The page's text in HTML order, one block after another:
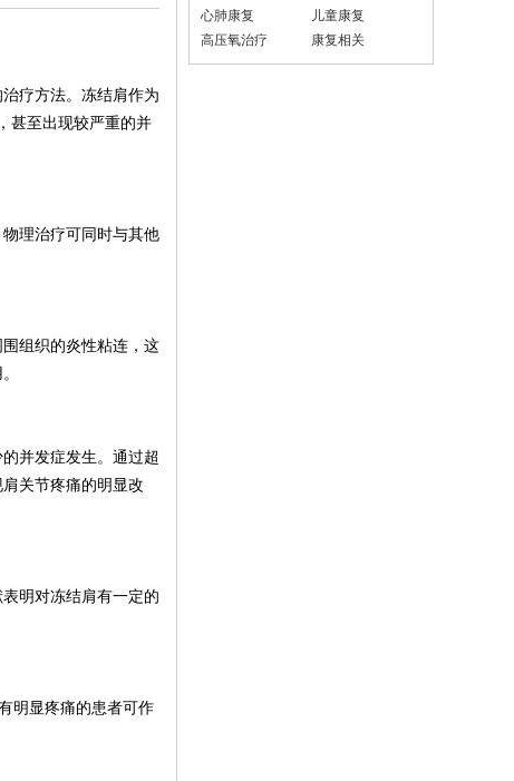
疗方法。冻结肩作为
甚至出现较严重的并
理治疗可同时与其他
组织的炎性粘连，这
并发症发生。通过超
关节疼痛的明显改
明对冻结肩有一定的
明显疼痛的患者可作
心肺康复
儿童康复
高压氧治疗
康复相关